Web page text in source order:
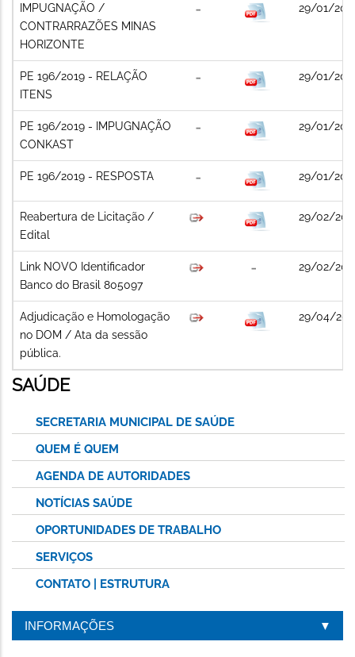
IMPUGNAÇÃO /
CONTRARRAZÕES MINAS
HORIZONTE
29/01/
PE 196/2019 - RELAÇÃO
ITENS
29/01/
PE 196/2019 - IMPUGNAÇÃO
CONKAST
29/01/
PE 196/2019 - RESPOSTA 29/01/
Reabertura de Licitação /
Edital
29/02/
Link NOVO Identificador
Banco do Brasil 805097
29/02/
Adjudicação e Homologação
no DOM / Ata da sessão
pública.
29/04/
SAÚDE
SECRETARIA MUNICIPAL DE SAÚDE
QUEM É QUEM
AGENDA DE AUTORIDADES
NOTÍCIAS SAÚDE
OPORTUNIDADES DE TRABALHO
SERVIÇOS
CONTATO | ESTRUTURA
INFORMAÇÕES